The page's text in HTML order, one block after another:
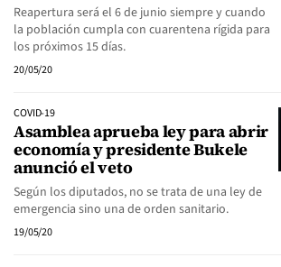
Reapertura será el 6 de junio siempre y cuando
la población cumpla con cuarentena rígida para
los próximos 15 días.
20/05/20
COVID-19
Asamblea aprueba ley para abrir
economía y presidente Bukele
anunció el veto
Según los diputados, no se trata de una ley de
emergencia sino una de orden sanitario.
19/05/20